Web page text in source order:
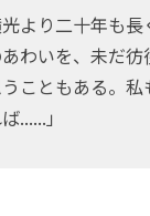
より二十年も長
わいを、未だ彷
こともある。私
......」